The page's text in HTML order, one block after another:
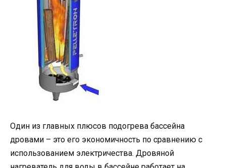
Один из главных плюсов подогрева бассейна
дровами – это его экономичность по сравнению с
использованием электричества. Дровяной